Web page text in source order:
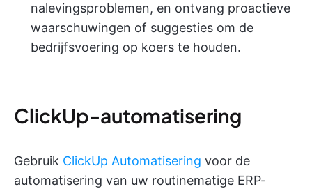
nalevingsproblemen, en ontvang proactieve
waarschuwingen of suggesties om de
bedrijfsvoering op koers te houden.
ClickUp-automatisering
Gebruik ClickUp Automatisering voor de
automatisering van uw routinematige ERP-